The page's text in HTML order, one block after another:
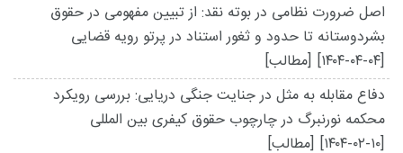
اصل ضرورت نظامی در بوته نقد: از تبیین مفهومی در حقوق
بشردوستانه تا حدود و ثغور استناد در پرتو رویه قضایی
[۱۴۰۴-۰۴-۰۴] [مطالب]
دفاع مقابله به مثل در جنایت جنگی دریایی: بررسی رویکرد
محکمه نورنبرگ در چارچوب حقوق کیفری بین المللی
[۱۴۰۴-۰۲-۱۰] [مطالب]